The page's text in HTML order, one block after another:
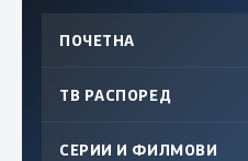
ПОЧЕТНА
ТВ РАСПОРЕД
СЕРИИ И ФИЛМОВИ